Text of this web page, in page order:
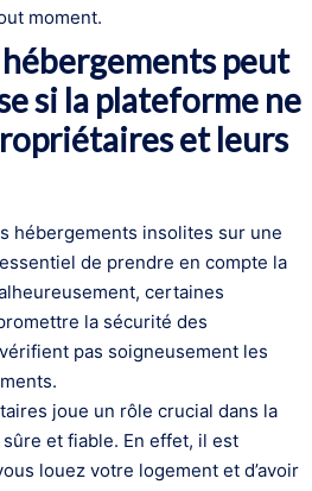
moment.
peut
si la plateforme ne
et leurs
hébergements insolites sur une
de prendre en compte la
certaines
la sécurité des
pas soigneusement les
joue un rôle crucial dans la
et fiable. En effet, il est
louez votre logement et d’avoir